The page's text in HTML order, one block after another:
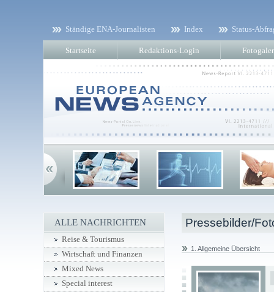
Ständige ENA-Journalisten Index Status-
Startseite Redaktions-Login
Pressebilder/
1. Allgemeine Übersicht
ALLE NACHRICHTEN
Reise & Tourismus
Wirtschaft und Finanzen
Mixed News
Special interest